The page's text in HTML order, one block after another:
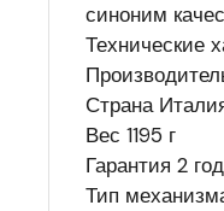
синоним
Технические
Страна
Вес 1195 г
Гарантия 2
Тип